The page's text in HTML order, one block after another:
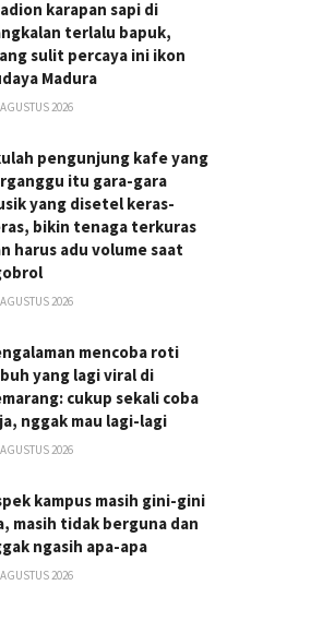
karapan sapi di
terlalu bapuk,
sulit percaya ini ikon
Madura
2026
pengunjung kafe yang
itu gara-gara
yang disetel keras-
bikin tenaga terkuras
harus adu volume saat
2026
mencoba roti
yang lagi viral di
cukup sekali coba
nggak mau lagi-lagi
2026
kampus masih gini-gini
masih tidak berguna dan
ngasih apa-apa
2026